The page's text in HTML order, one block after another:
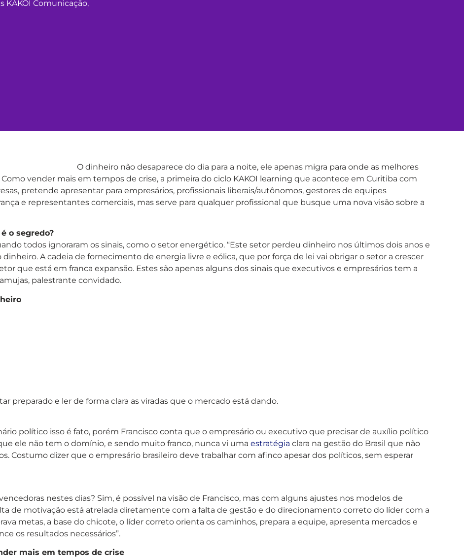
KAKOI Comunicação,
O dinheiro não desaparece do dia para a noite, ele apenas migra para onde as melhores
vender mais em tempos de crise, a primeira do ciclo KAKOI learning que acontece em Curitiba com
pretende apresentar para empresários, profissionais liberais/autônomos, gestores de equipes
e representantes comerciais, mas serve para qualquer profissional que busque uma nova visão sobre a
o segredo?
todos ignoraram os sinais, como o setor energético. “Este setor perdeu dinheiro nos últimos dois anos e
A cadeia de fornecimento de energia livre e eólica, que por força de lei vai obrigar o setor a crescer
que está em franca expansão. Estes são apenas alguns dos sinais que executivos e empresários tem a
palestrante convidado.
preparado e ler de forma clara as viradas que o mercado está dando.
político isso é fato, porém Francisco conta que o empresário ou executivo que precisar de auxílio político
ele não tem o domínio, e sendo muito franco, nunca vi umaestratégia clara na gestão do Brasil que não
Costumo dizer que o empresário brasileiro deve trabalhar com afinco apesar dos políticos, sem esperar
nestes dias? Sim, é possível na visão de Francisco, mas com alguns ajustes nos modelos de
de motivação está atrelada diretamente com a falta de gestão e do direcionamento correto do líder com a
metas, a base do chicote, o líder correto orienta os caminhos, prepara a equipe, apresenta mercados e
os resultados necessários”.
mais em tempos de crise